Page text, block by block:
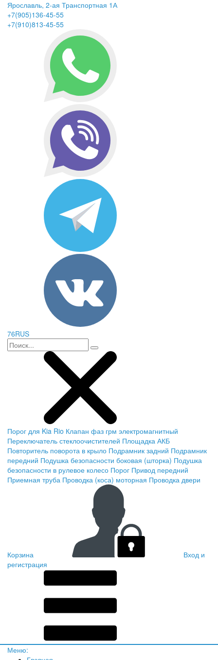
Ярославль, 2-ая Транспортная 1А
+7(905)136-45-55
+7(910)813-45-55
76RUS
Порог для Kia Rio Клапан фаз грм электромагнитный
Переключатель стеклоочистителей Площадка АКБ
Повторитель поворота в крыло Подрамник задний Подрамник
передний Подушка безопасности боковая (шторка) Подушка
безопасности в рулевое колесо Порог Привод передний
Приемная труба Проводка (коса) моторная Проводка двери
Корзина
Вход и
регистрация
Меню: